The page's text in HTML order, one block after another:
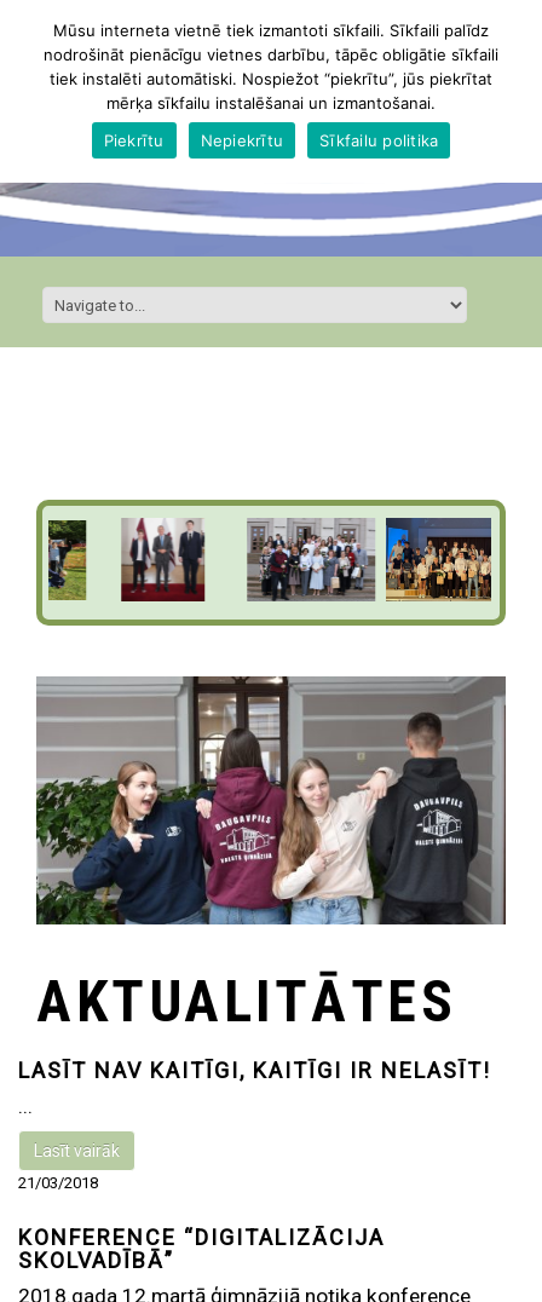
AKTUALITĀTES
LASĪT NAV KAITĪGI, KAITĪGI IR NELASĪT!
...
Lasīt vairāk
21/03/2018
KONFERENCE “DIGITALIZĀCIJA
SKOLVADĪBĀ”
2018.gada 12.martā ģimnāzijā notika konference
Mūsu interneta vietnē tiek izmantoti sīkfaili. Sīkfaili palīdz
nodrošināt pienācīgu vietnes darbību, tāpēc obligātie sīkfaili
tiek instalēti automātiski. Nospiežot “piekrītu”, jūs piekrītat
mērķa sīkfailu instalēšanai un izmantošanai.
Piekrītu
Nepiekrītu Sīkfailu politika